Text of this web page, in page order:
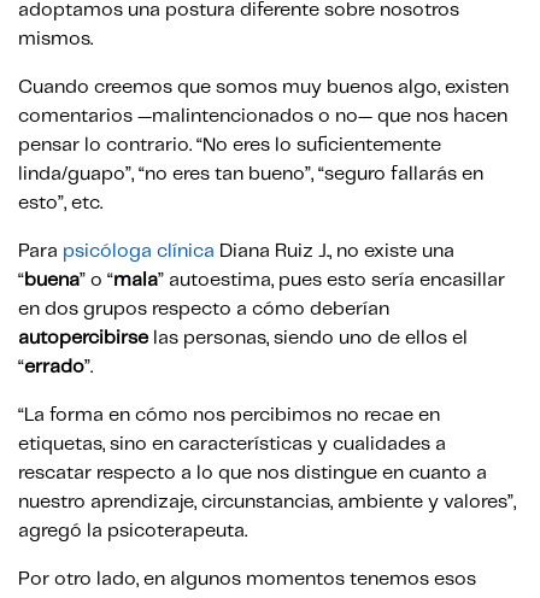
adoptamos una postura diferente sobre nosotros
mismos.
Cuando creemos que somos muy buenos algo, existen
comentarios —malintencionados o no— que nos hacen
pensar lo contrario. “No eres lo suficientemente
linda/guapo”, “no eres tan bueno”, “seguro fallarás en
esto”, etc.
Para psicóloga clínica Diana Ruiz J., no existe una
“buena” o “mala” autoestima, pues esto sería encasillar
en dos grupos respecto a cómo deberían
autopercibirselas personas, siendo uno de ellos el
“errado”.
“La forma en cómo nos percibimos no recae en
etiquetas, sino en características y cualidades a
rescatar respecto a lo que nos distingue en cuanto a
nuestro aprendizaje, circunstancias, ambiente y valores”,
agregó la psicoterapeuta.
Por otro lado, en algunos momentos tenemos esos